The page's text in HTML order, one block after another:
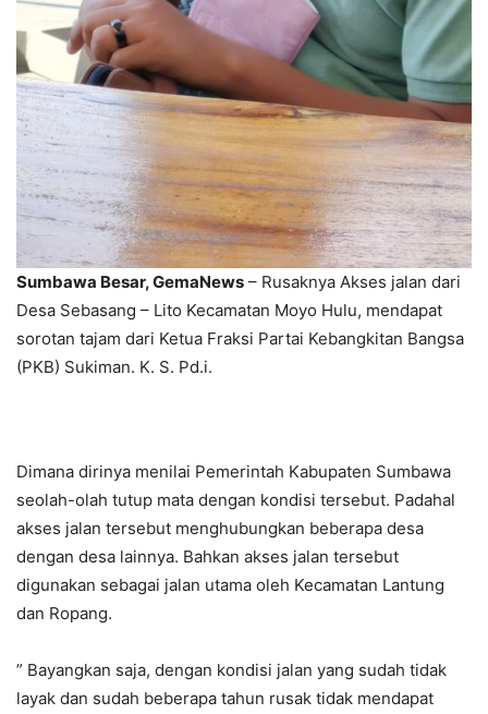
Sumbawa Besar, GemaNews – Rusaknya Akses jalan dari
Desa Sebasang – Lito Kecamatan Moyo Hulu, mendapat
sorotan tajam dari Ketua Fraksi Partai Kebangkitan Bangsa
(PKB) Sukiman. K. S. Pd.i.
Dimana dirinya menilai Pemerintah Kabupaten Sumbawa
seolah-olah tutup mata dengan kondisi tersebut. Padahal
akses jalan tersebut menghubungkan beberapa desa
dengan desa lainnya. Bahkan akses jalan tersebut
digunakan sebagai jalan utama oleh Kecamatan Lantung
dan Ropang.
” Bayangkan saja, dengan kondisi jalan yang sudah tidak
layak dan sudah beberapa tahun rusak tidak mendapat